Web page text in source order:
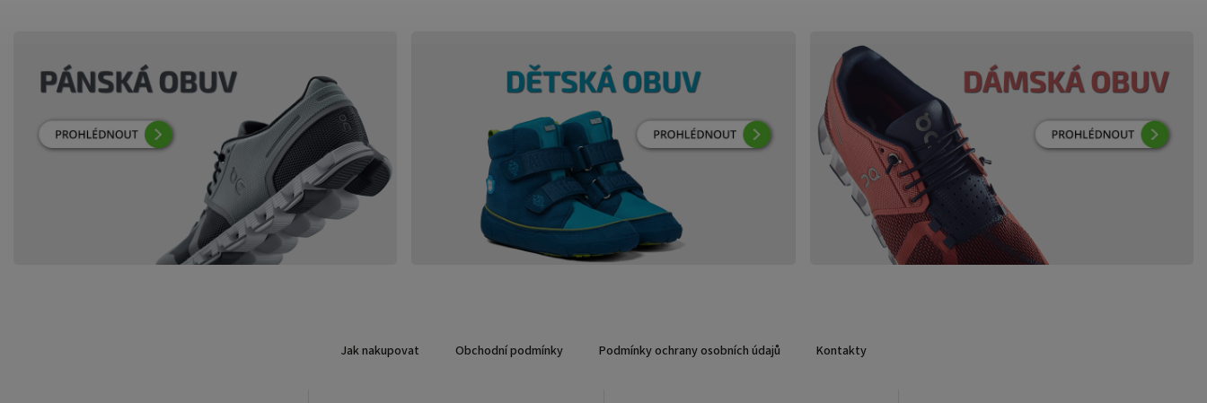
Jak nakupovat Obchodní podmínky Podmínky ochrany osobních údajů Kontakty